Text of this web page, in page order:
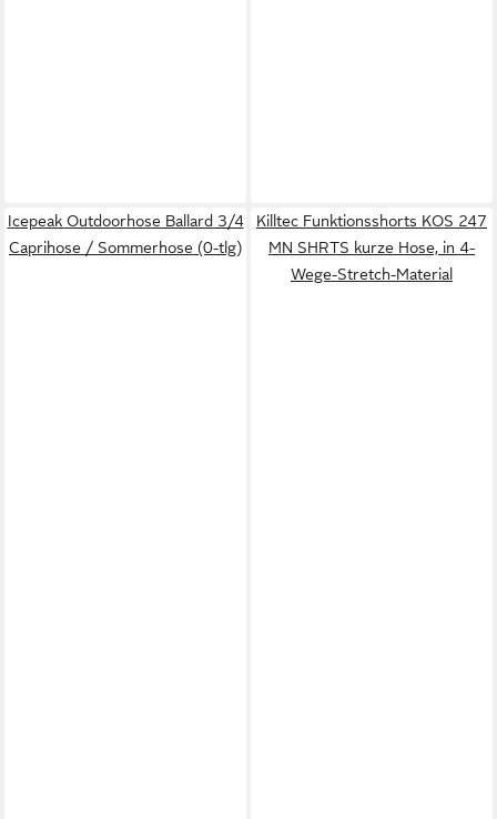
Icepeak Outdoorhose Ballard 3/4
Caprihose / Sommerhose (0-tlg)
Killtec Funktionsshorts KOS 247
MN SHRTS kurze Hose, in 4-
Wege-Stretch-Material